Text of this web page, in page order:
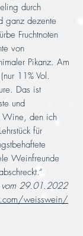
durch
ganz dezente
Fruchtnoten
von
Pikanz. Am
11% Vol.
Das ist
und
Wine, den ich
für
Weinfreunde
vom 29.01.2022
weisswein/